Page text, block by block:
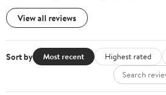
View all reviews
Sort by Most recent Highest rated